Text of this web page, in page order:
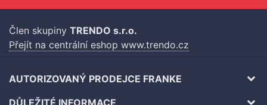
Člen skupiny TRENDO s.r.o.
Přejít na centrální eshop www.trendo.cz
AUTORIZOVANÝ PRODEJCE FRANKE